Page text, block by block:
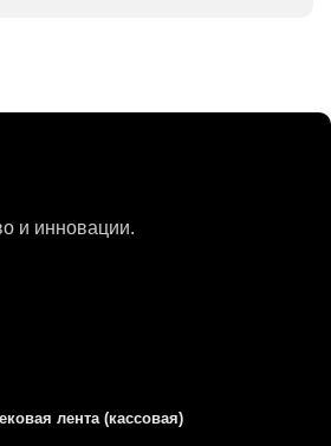
и инновации.
лента (кассовая)